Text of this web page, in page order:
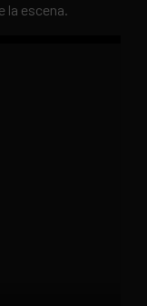
la escena.